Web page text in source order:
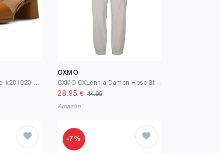
OXMO
28.95 € 44.95
Amazon
-7%